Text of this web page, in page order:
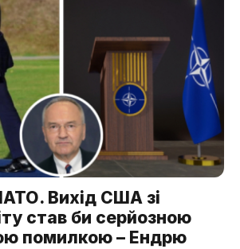
Вихід США зі
став би серйозною
помилкою – Ендрю